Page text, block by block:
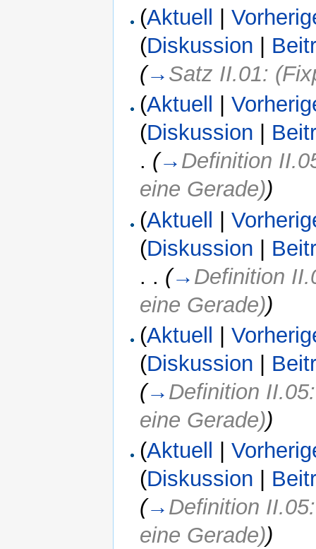
(Aktuell |
(Diskussion
(→ Satz II.01:
(Aktuell |
(Diskussion
. (→ Definition
eine Gerade))
(Aktuell |
(Diskussion |
. . (→ Definition
eine Gerade))
(Aktuell |
(Diskussion
(→ Definition
eine Gerade))
(Aktuell |
(Diskussion
(→ Definition
eine Gerade))